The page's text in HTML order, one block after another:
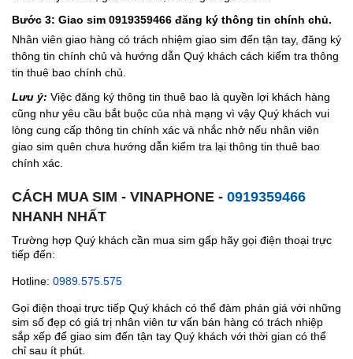
Bước 3: Giao sim 0919359466 đăng ký thông tin chính chủ.
Nhân viên giao hàng có trách nhiệm giao sim đến tận tay, đăng ký
thông tin chính chủ và hướng dẫn Quý khách cách kiểm tra thông
tin thuê bao chính chủ.
Lưu ý: Việc đăng ký thông tin thuê bao là quyền lợi khách hàng
cũng như yêu cầu bắt buộc của nhà mạng vì vậy Quý khách vui
lòng cung cấp thông tin chính xác và nhắc nhở nếu nhân viên
giao sim quên chưa hướng dẫn kiểm tra lại thông tin thuê bao
chính xác.
CÁCH MUA SIM - VINAPHONE - 0919359466
NHANH NHẤT
Trường hợp Quý khách cần mua sim gấp hãy gọi điện thoại trực
tiếp đến:
Hotline: 0989.575.575
Gọi điện thoại trực tiếp Quý khách có thể đàm phán giá với những
sim số đẹp có giá trị nhân viên tư vấn bán hàng có trách nhiệp
sắp xếp để giao sim đến tận tay Quý khách với thời gian có thể
chỉ sau ít phút.